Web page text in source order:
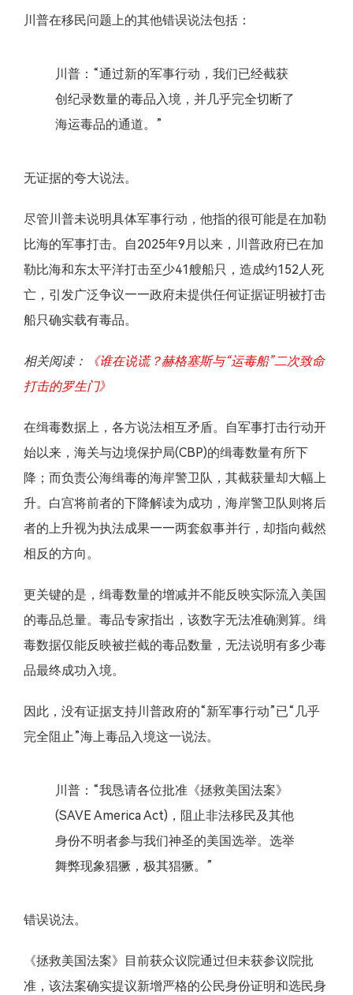
川普在移民问题上的其他错误说法包括：
川普：“通过新的军事行动，我们已经截获
创纪录数量的毒品入境，并几乎完全切断了
海运毒品的通道。”
无证据的夸大说法。
尽管川普未说明具体军事行动，他指的很可能是在加勒
比海的军事打击。自2025年9月以来，川普政府已在加
勒比海和东太平洋打击至少41艘船只，造成约152人死
亡，引发广泛争议——政府未提供任何证据证明被打击
船只确实载有毒品。
相关阅读：
《谁在说谎？赫格塞斯与“运毒船”二次致命
打击的罗生门》
在缉毒数据上，各方说法相互矛盾。自军事打击行动开
始以来，海关与边境保护局(CBP)的缉毒数量有所下
降；而负责公海缉毒的海岸警卫队，其截获量却大幅上
升。白宫将前者的下降解读为成功，海岸警卫队则将后
者的上升视为执法成果——两套叙事并行，却指向截然
相反的方向。
更关键的是，缉毒数量的增减并不能反映实际流入美国
的毒品总量。毒品专家指出，该数字无法准确测算。缉
毒数据仅能反映被拦截的毒品数量，无法说明有多少毒
品最终成功入境。
因此，没有证据支持川普政府的“新军事行动”已“几乎
完全阻止”海上毒品入境这一说法。
川普：“我恳请各位批准《拯救美国法案》
(SAVE America Act)，阻止非法移民及其他
身份不明者参与我们神圣的美国选举。选举
舞弊现象猖獗，极其猖獗。”
错误说法。
《拯救美国法案》目前获众议院通过但未获参议院批
准，该法案确实提议新增严格的公民身份证明和选民身